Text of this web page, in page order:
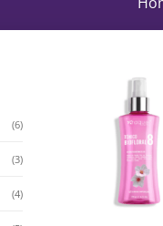
(6)
(3)
(4)